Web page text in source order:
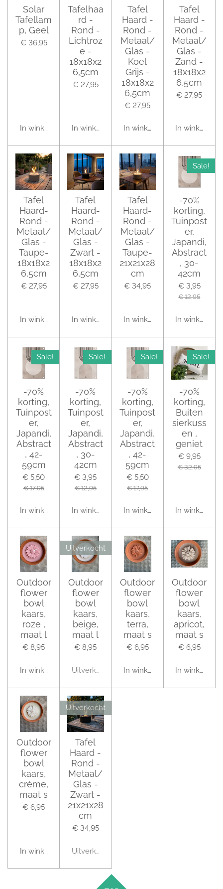
Solar
Tafellam
p, Geel
€ 36,95
In winkelwagen
Tafelhaa
rd -
Rond -
Lichtroz
e -
18x18x2
6,5cm
€ 27,95
In winkelwagen
Tafel
Haard -
Rond -
Metaal/
Glas -
Koel
Grijs -
18x18x2
6,5cm
€ 27,95
In winkelwagen
Tafel
Haard -
Rond -
Metaal/
Glas -
Zand -
18x18x2
6,5cm
€ 27,95
In
Tafel
Haard-
Rond -
Metaal/
Glas -
Taupe-
18x18x2
6,5cm
€ 27,95
In winkelwagen
Tafel
Haard-
Rond -
Metaal/
Glas -
Zwart -
18x18x2
6,5cm
€ 27,95
In winkelwagen
Tafel
Haard-
Rond -
Metaal/
Glas -
Taupe-
21x21x28
cm
€ 34,95
In winkelwagen
Sale!
-70%
korting,
Tuinpost
er,
Japandi,
Abstract
, 30-
42cm
€ 3,95
€ 12,95
In
Sale!
-70%
korting,
Tuinpost
er,
Japandi,
Abstract
, 42-
59cm
€ 5,50
€ 17,95
In winkelwagen
Sale!
-70%
korting,
Tuinpost
er,
Japandi,
Abstract
, 30-
42cm
€ 3,95
€ 12,95
In winkelwagen
Sale!
-70%
korting,
Tuinpost
er,
Japandi,
Abstract
, 42-
59cm
€ 5,50
€ 17,95
In winkelwagen
Sale!
-70%
korting,
Buiten
sierkuss
en ,
geniet
€ 9,95
€ 32,95
In
Outdoor
flower
bowl
kaars,
roze ,
maat l
€ 8,95
In winkelwagen
Uitverkocht
Outdoor
flower
bowl
kaars,
beige,
maat l
€ 8,95
Uitverkocht
Outdoor
flower
bowl
kaars,
terra,
maat s
€ 6,95
In winkelwagen
Outdoor
flower
bowl
kaars,
apricot,
maat s
€ 6,95
In
Outdoor
flower
bowl
kaars,
crème,
maat s
€ 6,95
In winkelwagen
Uitverkocht
Tafel
Haard -
Rond -
Metaal/
Glas -
Zwart -
21x21x28
cm
€ 34,95
Uitverkocht